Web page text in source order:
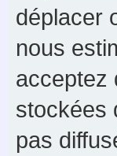
déplacer
nous
acceptez
stockées
pas